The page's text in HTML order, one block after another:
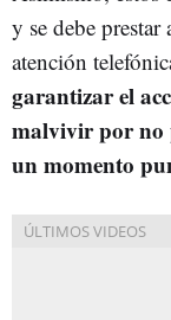
y se debe
atención
garantizar el
malvivir por no
un momento